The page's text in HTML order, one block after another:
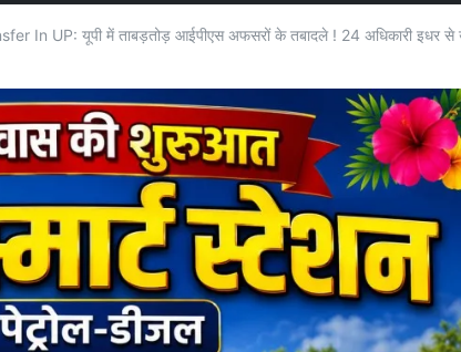
In UP: यूपी में ताबड़तोड़ आईपीएस अफसरों के तबादले ! 24 अधिकारी इधर से